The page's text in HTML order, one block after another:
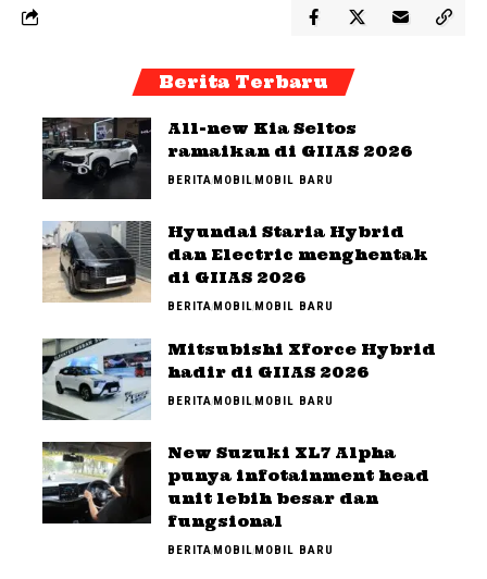
Berita Terbaru
All-new Kia Seltos
ramaikan di GIIAS 2026
BERITAMOBILMOBIL BARU
Hyundai Staria Hybrid
dan Electric menghentak
di GIIAS 2026
BERITAMOBILMOBIL BARU
Mitsubishi Xforce Hybrid
hadir di GIIAS 2026
BERITAMOBILMOBIL BARU
New Suzuki XL7 Alpha
punya infotainment head
unit lebih besar dan
fungsional
BERITAMOBILMOBIL BARU